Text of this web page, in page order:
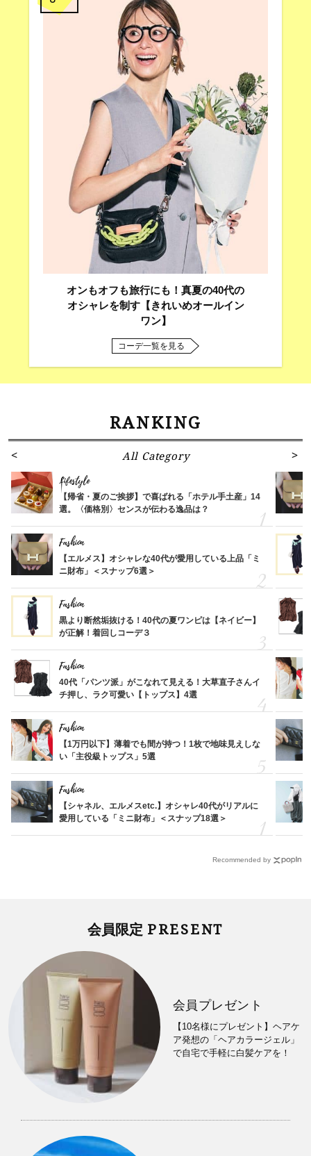
オンもオフも旅行にも！真夏の40代の
オシャレを制す【きれいめオールイン
ワン】
コーデ一覧を見る
RANKING
All Category
Lifestyle
【帰省・夏のご挨拶】で喜ばれる「ホテル手土産」14
選。〈価格別〉センスが伝わる逸品は？
Fashion
【エルメス】オシャレな40代が愛用している上品「ミ
ニ財布」＜スナップ6選＞
Fashion
黒より断然垢抜ける！40代の夏ワンピは【ネイビー】
が正解！着回しコーデ３
Fashion
40代「パンツ派」がこなれて見える！大草直子さんイ
チ押し、ラク可愛い【トップス】4選
Fashion
【1万円以下】薄着でも間が持つ！1枚で地味見えしな
い「主役級トップス」5選
Fashion
【シャネル、エルメスetc.】オシャレ40代がリアルに
愛用している「ミニ財布」＜スナップ18選＞
Recommended by
会員限定 PRESENT
会員プレゼント
【10名様にプレゼント】ヘアケ
ア発想の「ヘアカラージェル」
で自宅で手軽に白髪ケアを！